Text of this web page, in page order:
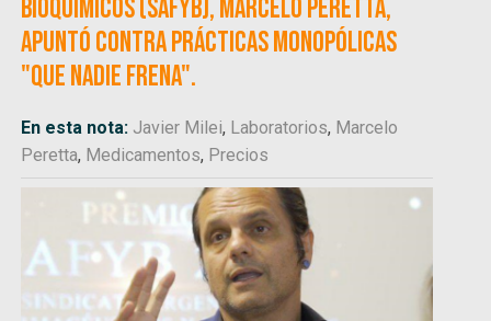
Bioquímicos (SAFyB), Marcelo Peretta,
apuntó contra prácticas monopólicas
"que nadie frena".
En esta nota: Javier Milei, Laboratorios, Marcelo
Peretta, Medicamentos, Precios